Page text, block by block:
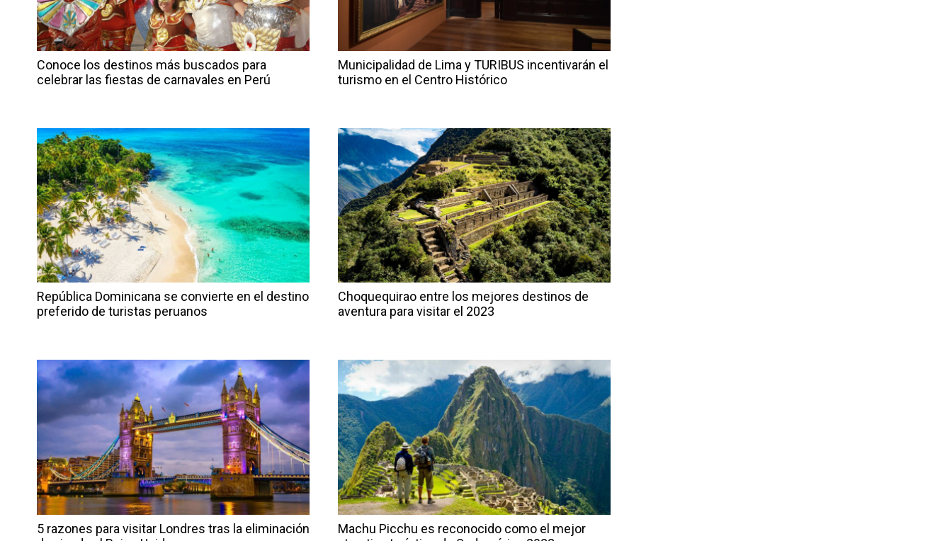
Conoce los destinos más buscados para
celebrar las fiestas de carnavales en Perú
Municipalidad de Lima y TURIBUS incentivarán el
turismo en el Centro Histórico
República Dominicana se convierte en el destino
preferido de turistas peruanos
Choquequirao entre los mejores destinos de
aventura para visitar el 2023
5 razones para visitar Londres tras la eliminación
Machu Picchu es reconocido como el mejor